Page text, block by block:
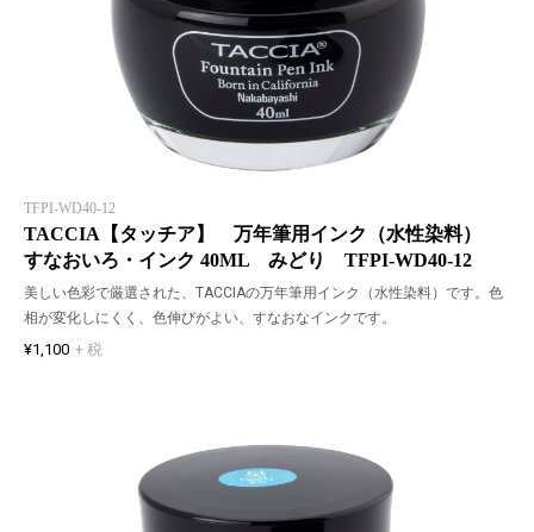
TFPI-WD40-12
TACCIA【タッチア】 万年筆用インク（水性染料）
すなおいろ・インク 40ML みどり TFPI-WD40-12
美しい色彩で厳選された、TACCIAの万年筆用インク（水性染料）です。色
相が変化しにくく、色伸びがよい、すなおなインクです。
¥1,100 + 税